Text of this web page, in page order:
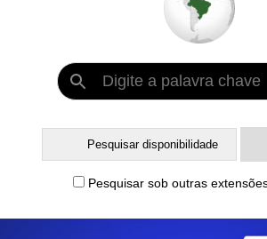
Pesquisar sob outras extensões